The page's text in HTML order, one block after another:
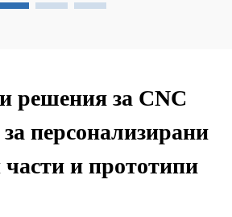
решения за CNC
персонализирани
и прототипи